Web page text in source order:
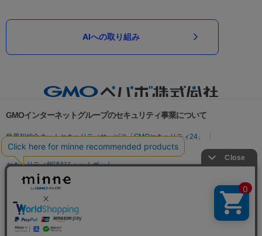
AIへの取り組み
GMOインターネットグループのセキュリティ事業について
世界初総合ネットセキュリティサービス「GMOセキュリティ24」
パスワード漏洩診断
Webサイトリスク診断
セキュリティ相談AIチャットボット
実在証明・盗聴対策
サイバー攻撃対策（GMO Flatt Security）
セキュリティ事業の軌跡